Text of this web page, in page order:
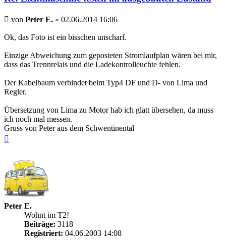
Beitrag
von Peter E. » 02.06.2014 16:06
Ok, das Foto ist ein bisschen unscharf.
Einzige Abweichung zum geposteten Stromlaufplan wären bei mir,
dass das Trennrelais und die Ladekontrolleuchte fehlen.
Der Kabelbaum verbindet beim Typ4 DF und D- von Lima und
Regler.
Übersetzung von Lima zu Motor hab ich glatt übersehen, da muss
ich noch mal messen.
Gruss von Peter aus dem Schwentinental
Peter E.
Wohnt im T2!
Beiträge: 3118
Registriert: 04.06.2003 14:08